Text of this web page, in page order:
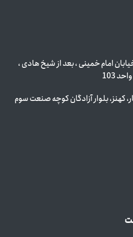
امام خمینی ، بعد از شیخ هادی ،
کهنز، بلوار آزادگان کوچه صنعت سوم